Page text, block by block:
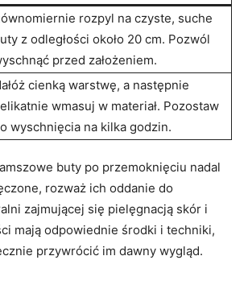
rozpyl na czyste, suche
z odległości około 20 cm. Pozwól
przed założeniem.
cienką warstwę, a następnie
wmasuj w materiał. Pozostaw
wyschnięcia na kilka godzin.
buty po przemoknięciu nadal
rozważ ich oddanie do
zajmującej się pielęgnacją skór i
mają odpowiednie środki i techniki,
przywrócić im dawny wygląd.